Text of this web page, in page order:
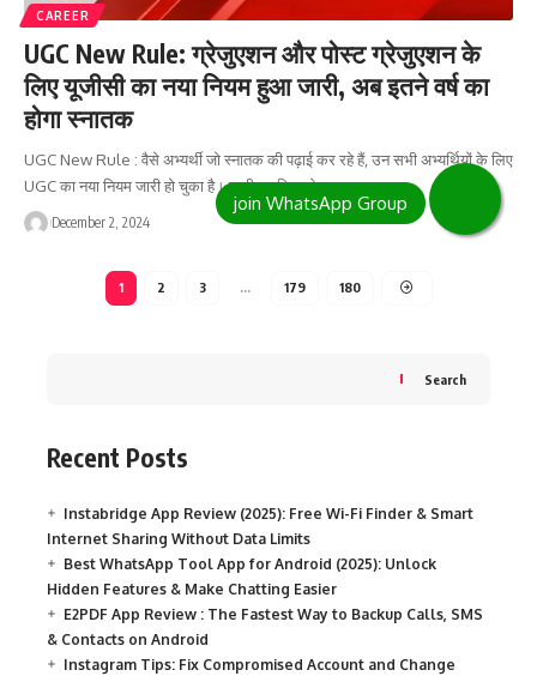
CAREER
UGC New Rule: ग्रेजुएशन और पोस्ट ग्रेजुएशन के
लिए यूजीसी का नया नियम हुआ जारी, अब इतने वर्ष का
होगा स्नातक
UGC New Rule : वैसे अभ्यर्थी जो स्नातक की पढ़ाई कर रहे हैं, उन सभी अभ्यर्थियों के लिए
UGC का नया नियम जारी हो चुका है। जारी नए नियम के…
December 2, 2024
1 2 3 … 179 180
Search
Recent Posts
Instabridge App Review (2025): Free Wi-Fi Finder & Smart
Internet Sharing Without Data Limits
Best WhatsApp Tool App for Android (2025): Unlock
Hidden Features & Make Chatting Easier
E2PDF App Review : The Fastest Way to Backup Calls, SMS
& Contacts on Android
Instagram Tips: Fix Compromised Account and Change